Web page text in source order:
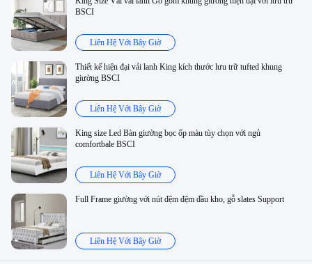
BSCI
Liên Hệ Với Bây Giờ
Thiết kế hiện đại vải lanh King kích thước lưu trữ tufted khung
giường BSCI
Liên Hệ Với Bây Giờ
King size Led Bàn giường bọc ốp màu tùy chọn với ngủ
comfortbale BSCI
Liên Hệ Với Bây Giờ
Full Frame giường với nút đệm đệm đầu kho, gỗ slates Support
Liên Hệ Với Bây Giờ